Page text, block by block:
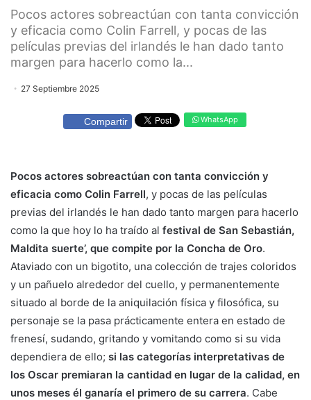
Pocos actores sobreactúan con tanta convicción
y eficacia como Colin Farrell, y pocas de las
películas previas del irlandés le han dado tanto
margen para hacerlo como la...
27 Septiembre 2025
Compartir WhatsApp
Pocos actores sobreactúan con tanta convicción y
eficacia como Colin Farrell, y pocas de las películas
previas del irlandés le han dado tanto margen para hacerlo
como la que hoy lo ha traído al festival de San Sebastián,
Maldita suerte’, que compite por la Concha de Oro.
Ataviado con un bigotito, una colección de trajes coloridos
y un pañuelo alrededor del cuello, y permanentemente
situado al borde de la aniquilación física y filosófica, su
personaje se la pasa prácticamente entera en estado de
frenesí, sudando, gritando y vomitando como si su vida
dependiera de ello; si las categorías interpretativas de
los Oscar premiaran la cantidad en lugar de la calidad, en
unos meses él ganaría el primero de su carrera. Cabe